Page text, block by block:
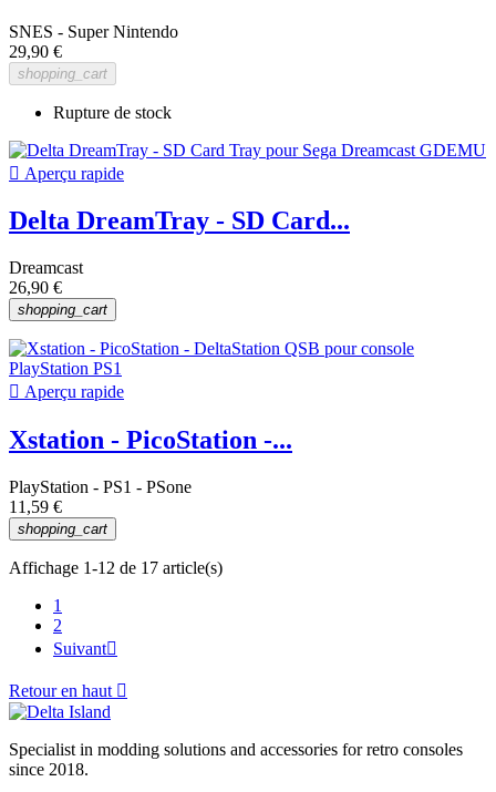
SNES - Super Nintendo
29,90 €
shopping_cart
Rupture de stock
 Aperçu rapide
Delta DreamTray - SD Card...
Dreamcast
26,90 €
shopping_cart
 Aperçu rapide
Xstation - PicoStation -...
PlayStation - PS1 - PSone
11,59 €
shopping_cart
Affichage 1-12 de 17 article(s)
1
2
Suivant
Retour en haut 
Specialist in modding solutions and accessories for retro consoles
since 2018.